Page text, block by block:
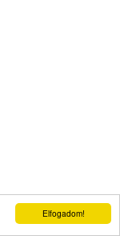
Elfogadom!